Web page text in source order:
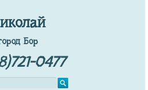
Бор
0477